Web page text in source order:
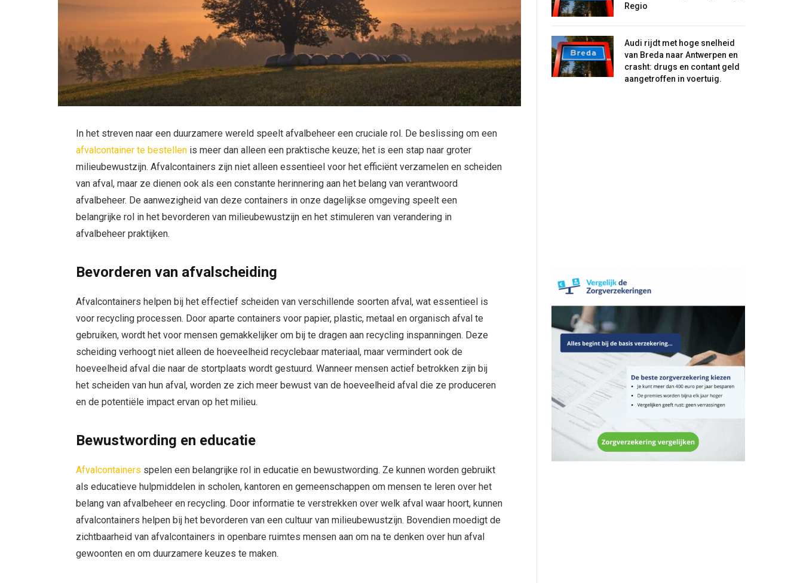
In het streven naar een duurzamere wereld speelt afvalbeheer een cruciale rol. De beslissing om een
afvalcontainer te bestellen is meer dan alleen een praktische keuze; het is een stap naar groter
milieubewustzijn. Afvalcontainers zijn niet alleen essentieel voor het efficiënt verzamelen en scheiden
van afval, maar ze dienen ook als een constante herinnering aan het belang van verantwoord
afvalbeheer. De aanwezigheid van deze containers in onze dagelijkse omgeving speelt een
belangrijke rol in het bevorderen van milieubewustzijn en het stimuleren van verandering in
afvalbeheer praktijken.
Bevorderen van afvalscheiding
Afvalcontainers helpen bij het effectief scheiden van verschillende soorten afval, wat essentieel is
voor recycling processen. Door aparte containers voor papier, plastic, metaal en organisch afval te
gebruiken, wordt het voor mensen gemakkelijker om bij te dragen aan recycling inspanningen. Deze
scheiding verhoogt niet alleen de hoeveelheid recyclebaar materiaal, maar vermindert ook de
hoeveelheid afval die naar de stortplaats wordt gestuurd. Wanneer mensen actief betrokken zijn bij
het scheiden van hun afval, worden ze zich meer bewust van de hoeveelheid afval die ze produceren
en de potentiële impact ervan op het milieu.
Bewustwording en educatie
Afvalcontainers spelen een belangrijke rol in educatie en bewustwording. Ze kunnen worden gebruikt
als educatieve hulpmiddelen in scholen, kantoren en gemeenschappen om mensen te leren over het
belang van afvalbeheer en recycling. Door informatie te verstrekken over welk afval waar hoort, kunnen
afvalcontainers helpen bij het bevorderen van een cultuur van milieubewustzijn. Bovendien moedigt de
zichtbaarheid van afvalcontainers in openbare ruimtes mensen aan om na te denken over hun afval
gewoonten en om duurzamere keuzes te maken.
Regio
Audi rijdt met hoge snelheid
van Breda naar Antwerpen en
crasht: drugs en contant geld
aangetroffen in voertuig.